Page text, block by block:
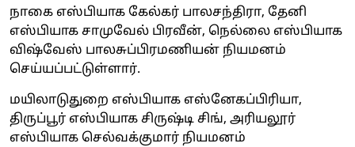
நாகை எஸ்பியாக கேல்கர் பாலசந்திரா, தேனி
எஸ்பியாக சாமுவேல் பிரவீன், நெல்லை எஸ்பியாக
விஷ்வேஸ் பாலசுப்பிரமணியன் நியமனம்
செய்யப்பட்டுள்ளார்.
மயிலாடுதுறை எஸ்பியாக எஸ்னேகப்பிரியா,
திருப்பூர் எஸ்பியாக சிருஷ்டி சிங், அரியலூர்
எஸ்பியாக செல்வக்குமார் நியமனம்